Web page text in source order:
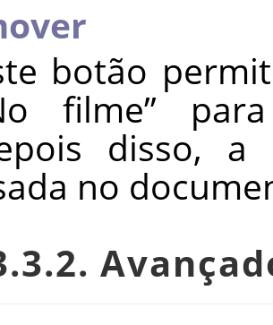
botão
filme”
disso, a
no